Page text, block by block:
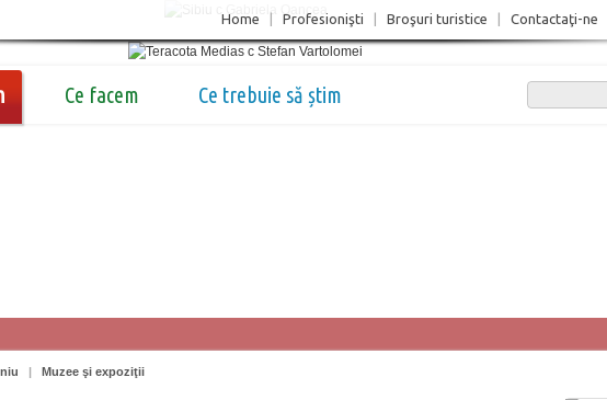
Home Profesionişti Broşuri turistice Contactaţi-ne
Ce facem Ce trebuie să știm
| Muzee şi expoziţii